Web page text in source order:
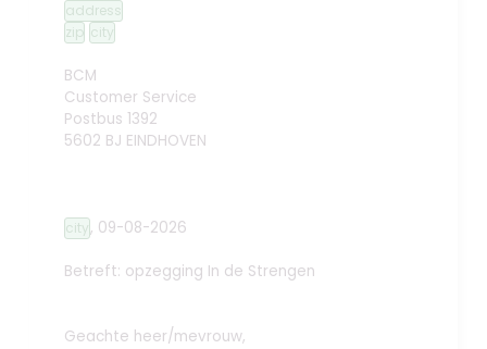
address
zip city
BCM
Customer Service
Postbus 1392
5602 BJ EINDHOVEN
city, 09-08-2026
Betreft: opzegging In de Strengen
Geachte heer/mevrouw,